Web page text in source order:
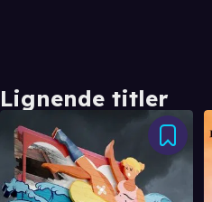
Lignende titler